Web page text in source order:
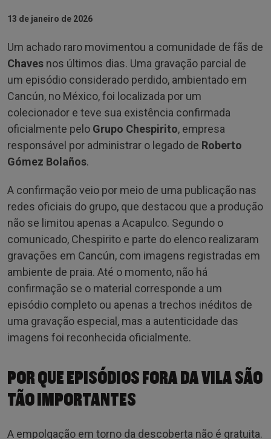
13 de janeiro de 2026
Um achado raro movimentou a comunidade de fãs de
Chaves nos últimos dias. Uma gravação parcial de
um episódio considerado perdido, ambientado em
Cancún, no México, foi localizada por um
colecionador e teve sua existência confirmada
oficialmente pelo Grupo Chespirito, empresa
responsável por administrar o legado de Roberto
Gómez Bolaños.
A confirmação veio por meio de uma publicação nas
redes oficiais do grupo, que destacou que a produção
não se limitou apenas a Acapulco. Segundo o
comunicado, Chespirito e parte do elenco realizaram
gravações em Cancún, com imagens registradas em
ambiente de praia. Até o momento, não há
confirmação se o material corresponde a um
episódio completo ou apenas a trechos inéditos de
uma gravação especial, mas a autenticidade das
imagens foi reconhecida oficialmente.
POR QUE EPISÓDIOS FORA DA VILA SÃO
TÃO IMPORTANTES
A empolgação em torno da descoberta não é gratuita.